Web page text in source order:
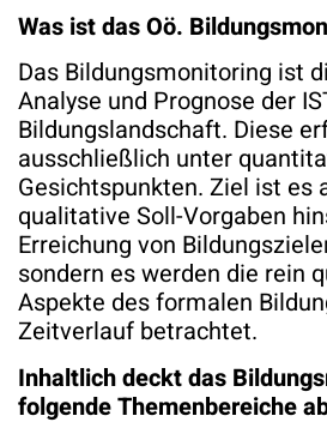
Was ist das Oö.
Das Bildungsmonitoring ist
Analyse und Prognose der
Bildungslandschaft. Diese
ausschließlich unter
Gesichtspunkten. Ziel ist es
qualitative Soll-Vorgaben
Erreichung von
sondern es werden die rein
Aspekte des formalen
Zeitverlauf betrachtet.
Inhaltlich deckt das
folgende Themenbereiche